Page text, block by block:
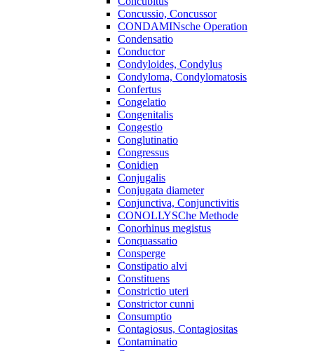
Concussio, Concussor
CONDAMINsche Operation
Condensatio
Conductor
Condyloides, Condylus
Condyloma, Condylomatosis
Confertus
Congelatio
Congenitalis
Congestio
Conglutinatio
Congressus
Conidien
Conjugalis
Conjugata diameter
Conjunctiva, Conjunctivitis
CONOLLYSChe Methode
Conorhinus megistus
Conquassatio
Consperge
Constipatio alvi
Constituens
Constrictio uteri
Constrictor cunni
Consumptio
Contagiosus, Contagiositas
Contaminatio